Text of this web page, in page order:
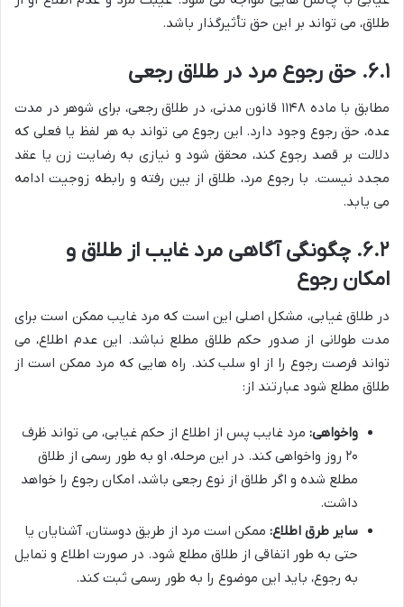
طلاق، می تواند بر این حق تأثیرگذار باشد.
۶.۱. حق رجوع مرد در طلاق رجعی
مطابق با ماده ۱۱۴۸ قانون مدنی، در طلاق رجعی، برای شوهر در مدت
عده، حق رجوع وجود دارد. این رجوع می تواند به هر لفظ یا فعلی که
دلالت بر قصد رجوع کند، محقق شود و نیازی به رضایت زن یا عقد
مجدد نیست. با رجوع مرد، طلاق از بین رفته و رابطه زوجیت ادامه
می یابد.
۶.۲. چگونگی آگاهی مرد غایب از طلاق و
امکان رجوع
در طلاق غیابی، مشکل اصلی این است که مرد غایب ممکن است برای
مدت طولانی از صدور حکم طلاق مطلع نباشد. این عدم اطلاع، می
تواند فرصت رجوع را از او سلب کند. راه هایی که مرد ممکن است از
طلاق مطلع شود عبارتند از:
واخواهی: مرد غایب پس از اطلاع از حکم غیابی، می تواند ظرف
۲۰ روز واخواهی کند. در این مرحله، او به طور رسمی از طلاق
مطلع شده و اگر طلاق از نوع رجعی باشد، امکان رجوع را خواهد
داشت.
سایر طرق اطلاع: ممکن است مرد از طریق دوستان، آشنایان یا
حتی به طور اتفاقی از طلاق مطلع شود. در صورت اطلاع و تمایل
به رجوع، باید این موضوع را به طور رسمی ثبت کند.